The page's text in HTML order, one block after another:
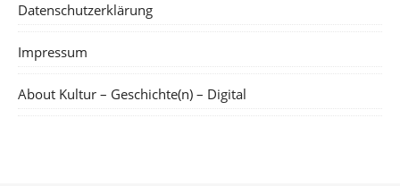
Datenschutzerklärung
Impressum
About Kultur – Geschichte(n) – Digital